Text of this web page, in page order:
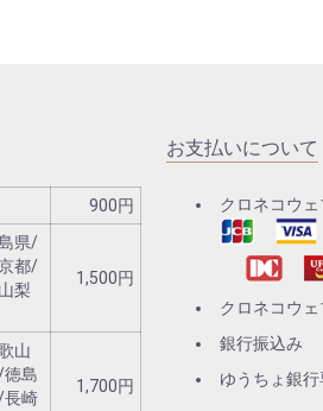
900円
県/
都/
梨
1,500円
山
島
崎
1,700円
お支払いについて
クロネコウェ
クロネコウェ
銀行振込み
ゆうちょ銀